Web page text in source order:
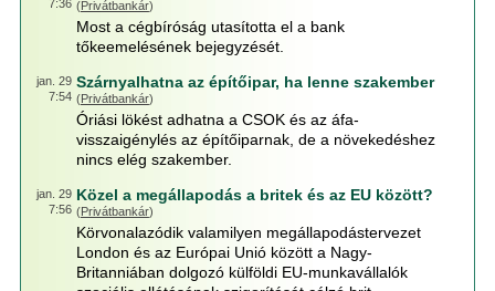
7:36 (Privátbankár)
Most a cégbíróság utasította el a bank
tőkeemelésének bejegyzését.
jan. 29
7:54
Szárnyalhatna az építőipar, ha lenne szakember
(Privátbankár)
Óriási lökést adhatna a CSOK és az áfa-
visszaigénylés az építőiparnak, de a növekedéshez
nincs elég szakember.
jan. 29
7:56
Közel a megállapodás a britek és az EU között?
(Privátbankár)
Körvonalazódik valamilyen megállapodástervezet
London és az Európai Unió között a Nagy-
Britanniában dolgozó külföldi EU-munkavállalók